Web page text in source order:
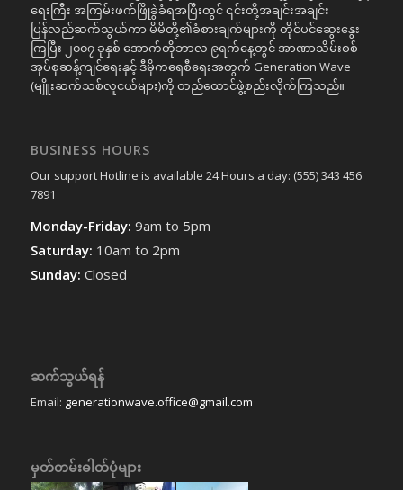
ရေးကြီး အကြမ်းဖက်ဖြိုခွဲခံရအပြီးတွင် ၎င်းတို့အချင်းအချင်း
ပြန်လည်ဆက်သွယ်ကာ မိမိတို့၏ခံစားချက်များကို တိုင်ပင်ဆွေးနွေး
ကြပြီး ၂၀၀၇ ခုနှစ် အောက်တိုဘာလ ၉ရက်နေ့တွင် အာဏာသိမ်းစစ်
အုပ်စုဆန့်ကျင်ရေးနှင့် ဒီမိုကရေစီရေးအတွက် Generation Wave
(မျိူးဆက်သစ်လူငယ်များ)ကို တည်ထောင်ဖွဲ့စည်းလိုက်ကြသည်။
BUSINESS HOURS
Our support Hotline is available 24 Hours a day: (555) 343 456
7891
Monday-Friday: 9am to 5pm
Saturday: 10am to 2pm
Sunday: Closed
ဆက်သွယ်ရန်
Email: generationwave.office@gmail.com
မှတ်တမ်းဓါတ်ပုံများ